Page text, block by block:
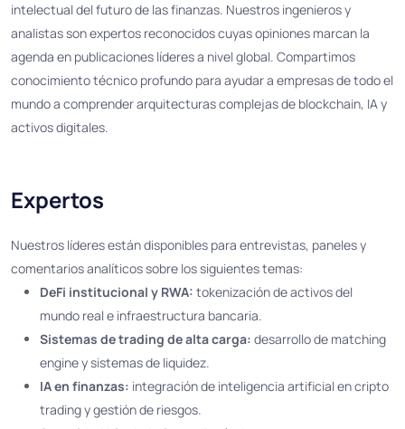
intelectual del futuro de las finanzas. Nuestros ingenieros y
analistas son expertos reconocidos cuyas opiniones marcan la
agenda en publicaciones líderes a nivel global. Compartimos
conocimiento técnico profundo para ayudar a empresas de todo el
mundo a comprender arquitecturas complejas de blockchain, IA y
activos digitales.
Expertos
Nuestros líderes están disponibles para entrevistas, paneles y
comentarios analíticos sobre los siguientes temas:
DeFi institucional y RWA: tokenización de activos del
mundo real e infraestructura bancaria.
Sistemas de trading de alta carga: desarrollo de matching
engine y sistemas de liquidez.
IA en finanzas: integración de inteligencia artificial en cripto
trading y gestión de riesgos.